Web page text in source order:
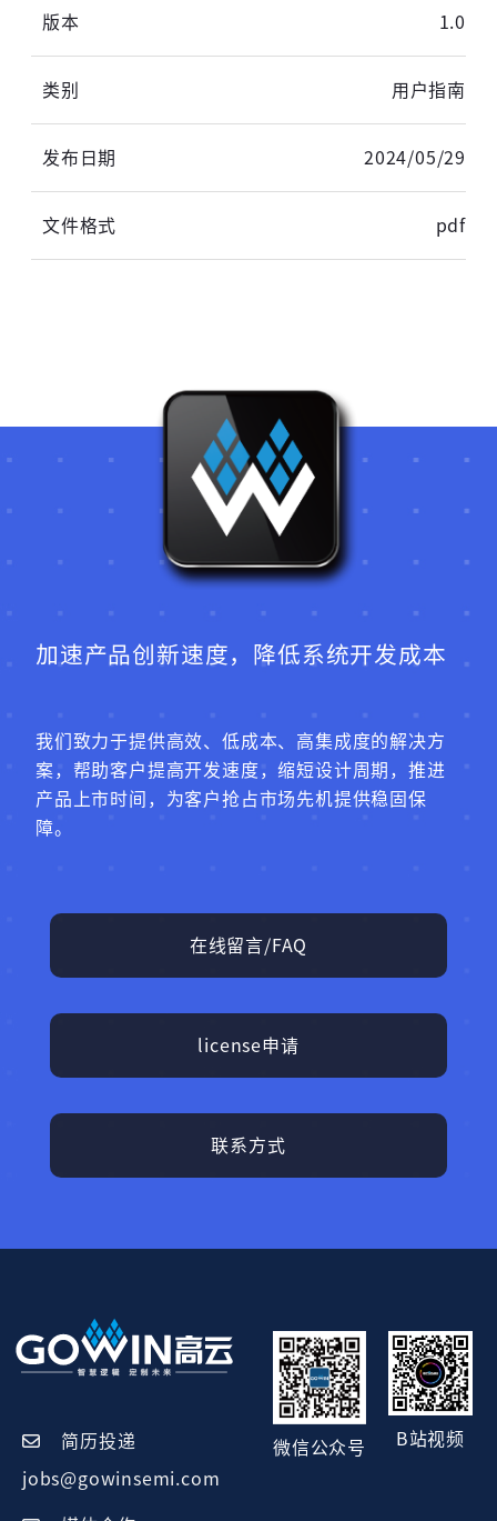
1.0
用户指南
2024/05/29
pdf
加速产品创新速度，降低系统开发成本
我们致力于提供高效、低成本、高集成度的解决方
案，帮助客户提高开发速度，缩短设计周期，推进
产品上市时间，为客户抢占市场先机提供稳固保
障。
在线留言/FAQ
license申请
联系方式
简历投递
jobs@gowinsemi.com
微信公众号
B站视频